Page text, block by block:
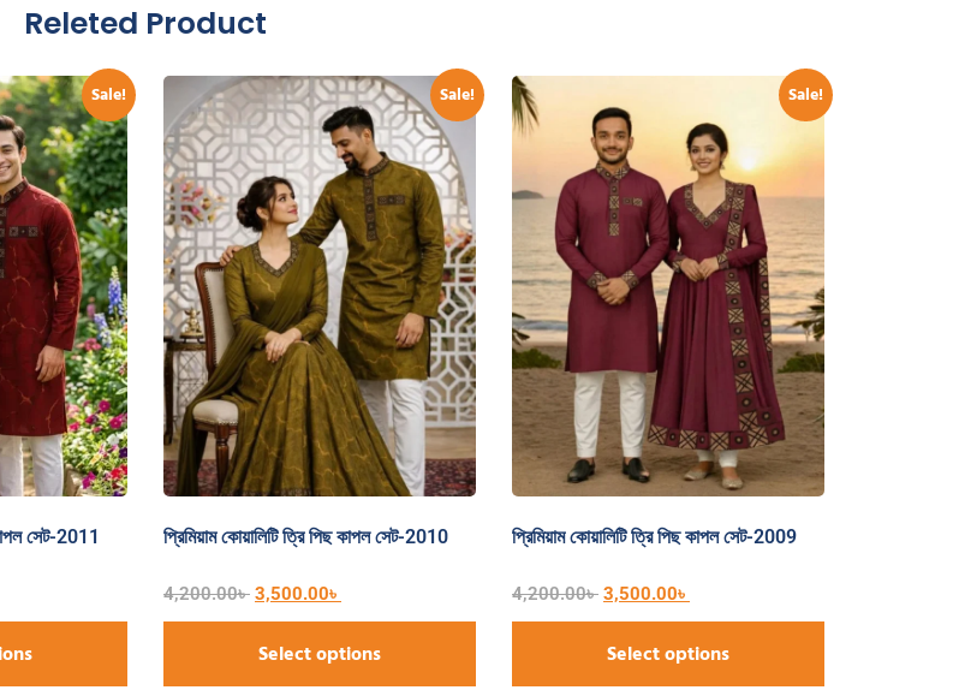
Releted Product
Sale!
সেট-2011
Sale!
প্রিমিয়াম কোয়ালিটি ত্রি পিছ কাপল সেট-2010
4,200.00৳ 3,500.00৳
Select options
Sale!
প্রিমিয়াম কোয়ালিটি ত্রি পিছ কাপল সেট-2009
4,200.00৳ 3,500.00৳
Select options